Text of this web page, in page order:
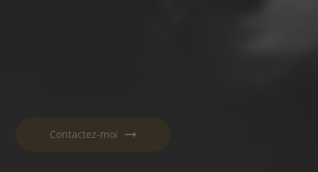
Contactez-moi